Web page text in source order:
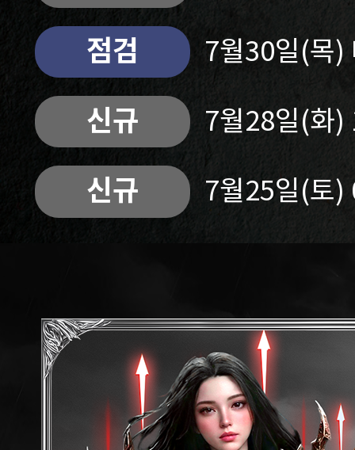
점검 7월30일(목)
신규 7월28일(화
신규 7월25일(토